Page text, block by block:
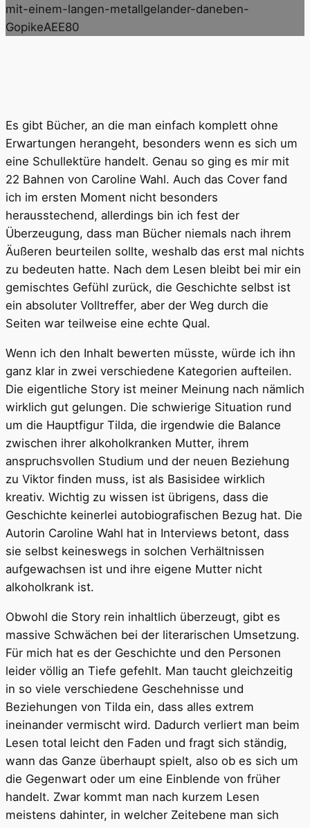
mit-einem-langen-metallgelander-daneben-
GopikeAEE80
Es gibt Bücher, an die man einfach komplett ohne
Erwartungen herangeht, besonders wenn es sich um
eine Schullektüre handelt. Genau so ging es mir mit
22 Bahnen von Caroline Wahl. Auch das Cover fand
ich im ersten Moment nicht besonders
herausstechend, allerdings bin ich fest der
Überzeugung, dass man Bücher niemals nach ihrem
Äußeren beurteilen sollte, weshalb das erst mal nichts
zu bedeuten hatte. Nach dem Lesen bleibt bei mir ein
gemischtes Gefühl zurück, die Geschichte selbst ist
ein absoluter Volltreffer, aber der Weg durch die
Seiten war teilweise eine echte Qual.
Wenn ich den Inhalt bewerten müsste, würde ich ihn
ganz klar in zwei verschiedene Kategorien aufteilen.
Die eigentliche Story ist meiner Meinung nach nämlich
wirklich gut gelungen. Die schwierige Situation rund
um die Hauptfigur Tilda, die irgendwie die Balance
zwischen ihrer alkoholkranken Mutter, ihrem
anspruchsvollen Studium und der neuen Beziehung
zu Viktor finden muss, ist als Basisidee wirklich
kreativ. Wichtig zu wissen ist übrigens, dass die
Geschichte keinerlei autobiografischen Bezug hat. Die
Autorin Caroline Wahl hat in Interviews betont, dass
sie selbst keineswegs in solchen Verhältnissen
aufgewachsen ist und ihre eigene Mutter nicht
alkoholkrank ist.
Obwohl die Story rein inhaltlich überzeugt, gibt es
massive Schwächen bei der literarischen Umsetzung.
Für mich hat es der Geschichte und den Personen
leider völlig an Tiefe gefehlt. Man taucht gleichzeitig
in so viele verschiedene Geschehnisse und
Beziehungen von Tilda ein, dass alles extrem
ineinander vermischt wird. Dadurch verliert man beim
Lesen total leicht den Faden und fragt sich ständig,
wann das Ganze überhaupt spielt, also ob es sich um
die Gegenwart oder um eine Einblende von früher
handelt. Zwar kommt man nach kurzem Lesen
meistens dahinter, in welcher Zeitebene man sich